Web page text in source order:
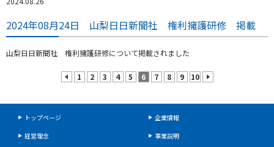
2024年08月24日 山梨日日新聞社 権利擁護研修 掲載
山梨日日新聞社 権利擁護研修について掲載されました
1 2 3 4 5 6 7 8 9
10
トップページ
企業情報
経営理念
事業説明